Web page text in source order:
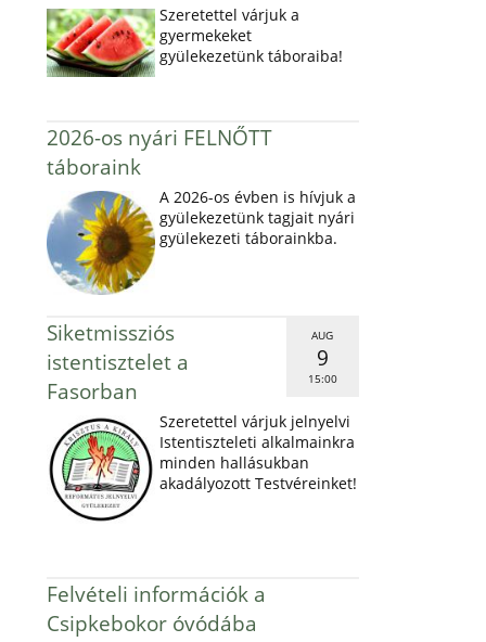
Szeretettel várjuk a
gyermekeket
gyülekezetünk táboraiba!
2026-os nyári FELNŐTT
táboraink
A 2026-os évben is hívjuk a
gyülekezetünk tagjait nyári
gyülekezeti táborainkba.
AUG
9
15:00
Siketmissziós
istentisztelet a
Fasorban
Szeretettel várjuk jelnyelvi
Istentiszteleti alkalmainkra
minden hallásukban
akadályozott Testvéreinket!
Felvételi információk a
Csipkebokor óvódába